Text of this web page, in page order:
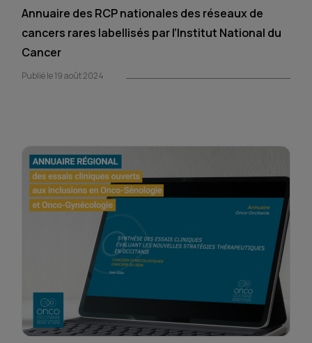
Annuaire des RCP nationales des réseaux de
cancers rares labellisés par l’Institut National du
Cancer
Publié le 19 août 2024